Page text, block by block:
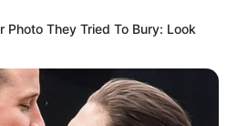
Photo They Tried To Bury: Look